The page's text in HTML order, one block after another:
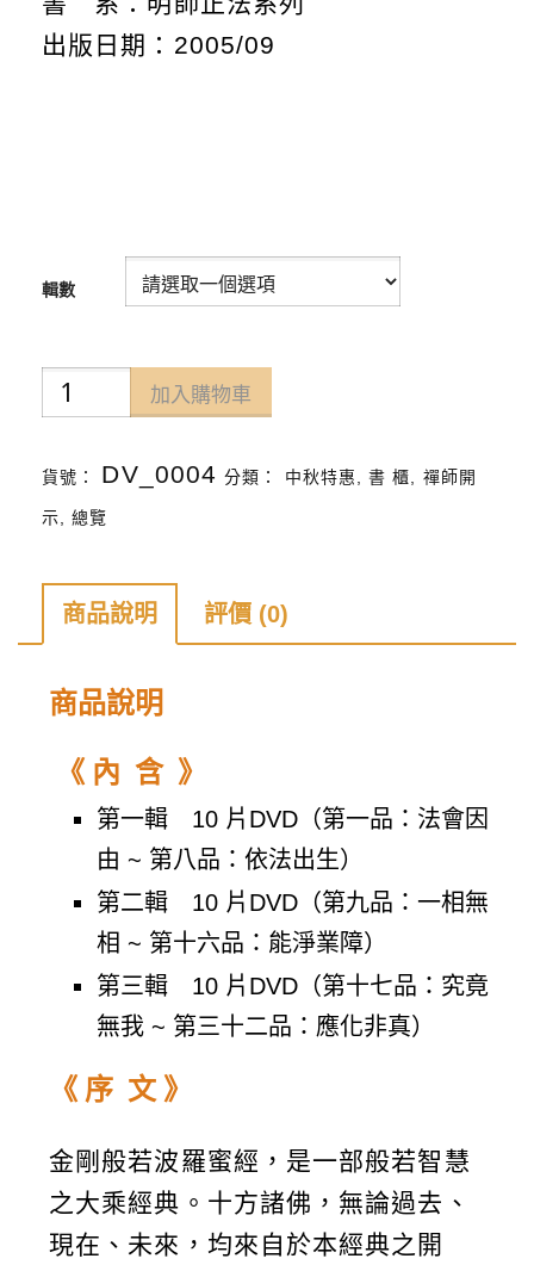
出版日期：2005/09
輯數
金
剛
經
真
實
證
視
DVD(珍
加入購物車
貨號： DV_0004 分類： 中秋特惠 ,書 櫃 禪師開
示 ,總覽
商品說明 評價 (0)
商品說明
《 內 含 》
第一輯 10 片DVD（第一品：法會因
由 ~ 第八品：依法出生）
第二輯 10 片DVD（第九品：一相無
相 ~ 第十六品：能淨業障）
第三輯 10 片DVD（第十七品：究竟
無我 ~ 第三十二品：應化非真）
《 序 文 》
金剛般若波羅蜜經，是一部般若智慧
之大乘經典。十方諸佛，無論過去、
現在、未來，均來自於本經典之開